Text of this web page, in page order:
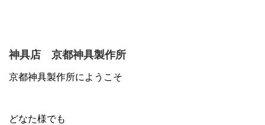
神具店 京都神具製作所
京都神具製作所にようこそ
どなた様でも